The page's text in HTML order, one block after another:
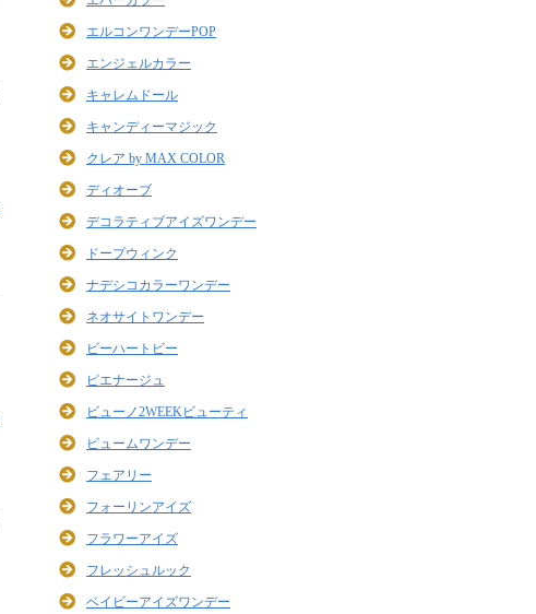
エルコンワンデーPOP
エンジェルカラー
キャレムドール
キャンディーマジック
クレア by MAX COLOR
ディオーブ
デコラティブアイズワンデー
ドープウィンク
ナデシコカラーワンデー
ネオサイトワンデー
ビーハートビー
ピエナージュ
ビューノ2WEEKビューティ
ビュームワンデー
フェアリー
フォーリンアイズ
フラワーアイズ
フレッシュルック
ベイビーアイズワンデー